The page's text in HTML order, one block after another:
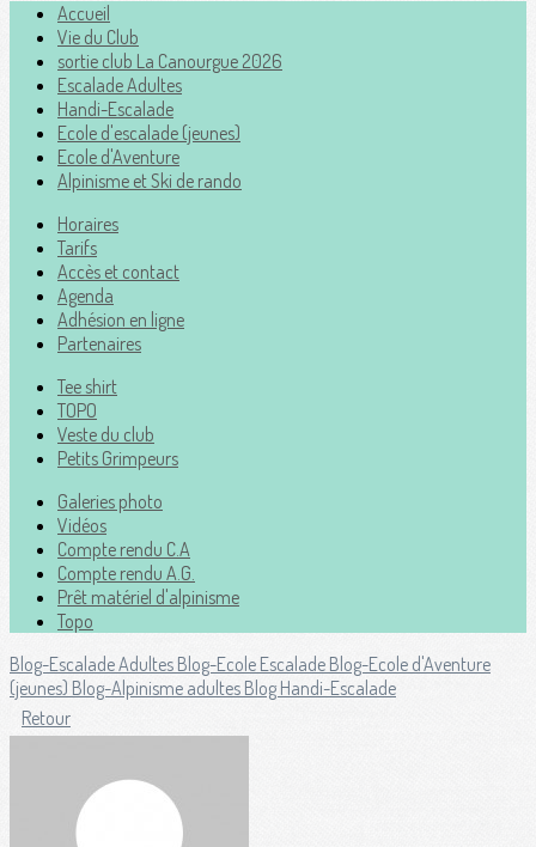
Accueil
Vie du Club
sortie club La Canourgue 2026
Escalade Adultes
Handi-Escalade
Ecole d'escalade (jeunes)
Ecole d'Aventure
Alpinisme et Ski de rando
Horaires
Tarifs
Accès et contact
Agenda
Adhésion en ligne
Partenaires
Tee shirt
TOPO
Veste du club
Petits Grimpeurs
Galeries photo
Vidéos
Compte rendu C.A
Compte rendu A.G.
Prêt matériel d'alpinisme
Topo
Blog-Escalade Adultes Blog-Ecole Escalade Blog-Ecole d'Aventure
(jeunes) Blog-Alpinisme adultes Blog Handi-Escalade
Retour